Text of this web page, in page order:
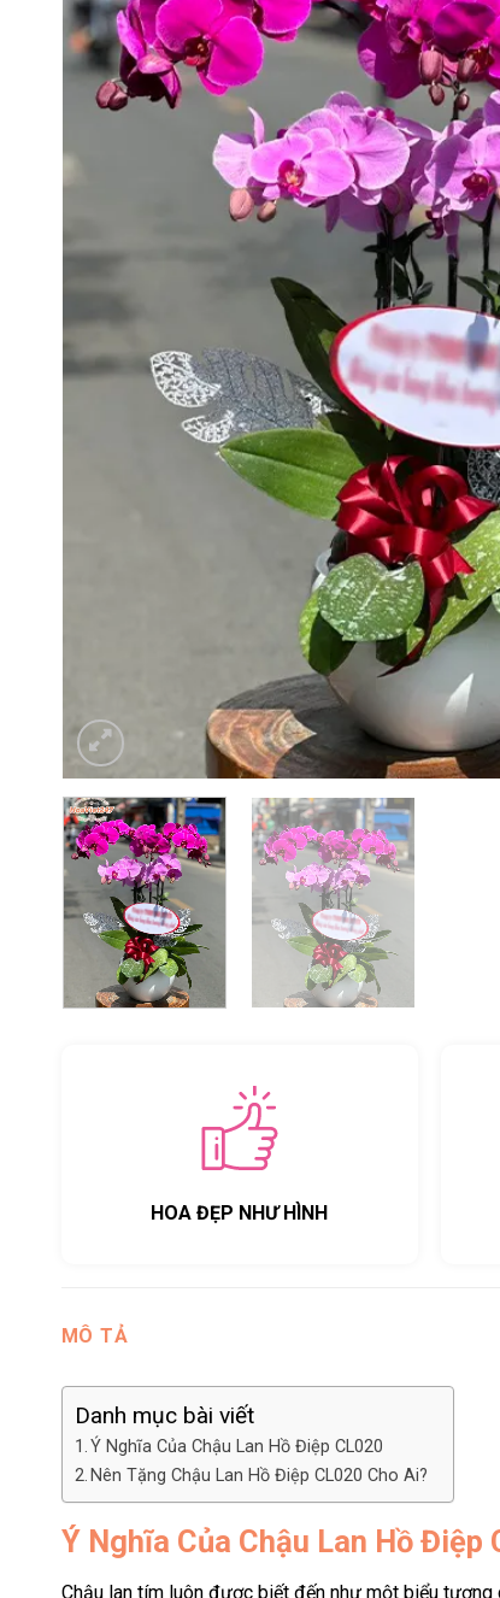
HOA ĐẸP NHƯ HÌNH
MÔ TẢ
Danh mục bài viết
Ý Nghĩa Của Chậu Lan Hồ Điệp CL020
Nên Tặng Chậu Lan Hồ Điệp CL020 Cho Ai?
Ý Nghĩa Của Chậu Lan Hồ Điệp
Chậu lan tím luôn được biết đến như một biểu